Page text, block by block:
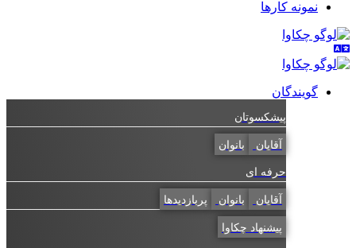
نمونه کارها
گویندگان
پیشکسوتان
آقایان بانوان
حرفه ای
آقایان بانوان پربازدیدها
پیشنهاد چکاوا